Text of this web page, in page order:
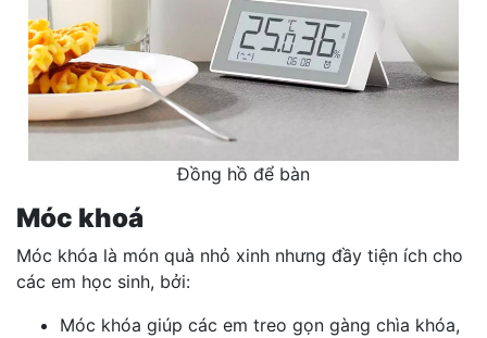
Đồng hồ để bàn
Móc khoá
Móc khóa là món quà nhỏ xinh nhưng đầy tiện ích cho
các em học sinh, bởi:
Móc khóa giúp các em treo gọn gàng chìa khóa,